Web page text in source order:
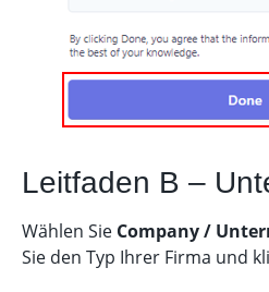
Leitfaden B –
Wählen Sie Company /
Sie den Typ Ihrer Firma und